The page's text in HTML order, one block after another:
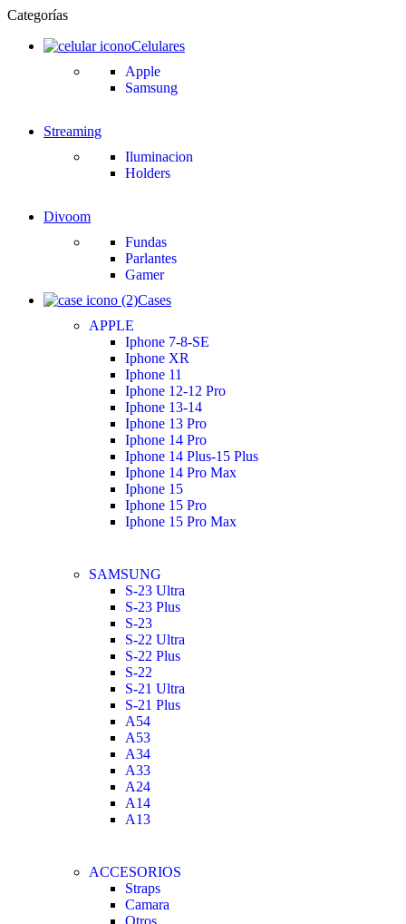
Categorías
Celulares
Apple
Samsung
Streaming
Iluminacion
Holders
Divoom
Fundas
Parlantes
Gamer
Cases
APPLE
Iphone 7-8-SE
Iphone XR
Iphone 11
Iphone 12-12 Pro
Iphone 13-14
Iphone 13 Pro
Iphone 14 Pro
Iphone 14 Plus-15 Plus
Iphone 14 Pro Max
Iphone 15
Iphone 15 Pro
Iphone 15 Pro Max
SAMSUNG
S-23 Ultra
S-23 Plus
S-23
S-22 Ultra
S-22 Plus
S-22
S-21 Ultra
S-21 Plus
A54
A53
A34
A33
A24
A14
A13
ACCESORIOS
Straps
Camara
Otros